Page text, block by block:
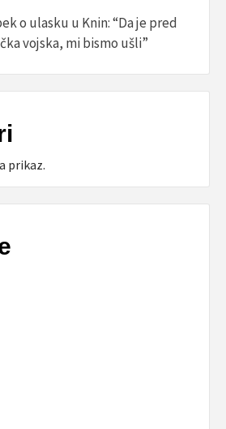
o ulasku u Knin: “Da je pred
vojska, mi bismo ušli”
prikaz.